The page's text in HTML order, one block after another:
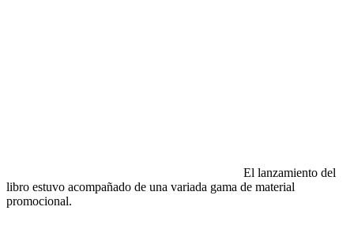
El lanzamiento del
libro estuvo acompañado de una variada gama de material
promocional.